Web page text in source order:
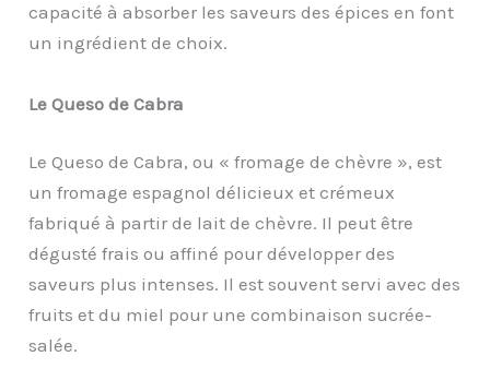
capacité à absorber les saveurs des épices en font
un ingrédient de choix.
Le Queso de Cabra
Le Queso de Cabra, ou « fromage de chèvre », est
un fromage espagnol délicieux et crémeux
fabriqué à partir de lait de chèvre. Il peut être
dégusté frais ou affiné pour développer des
saveurs plus intenses. Il est souvent servi avec des
fruits et du miel pour une combinaison sucrée-
salée.